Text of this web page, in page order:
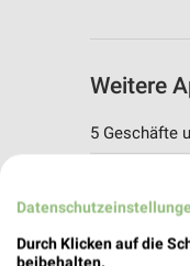
Weitere
5 Geschäfte
Durch Klicken auf die
beibehalten.